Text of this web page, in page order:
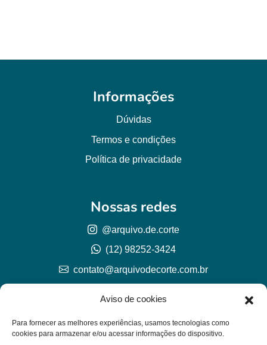
Aviso de cookies
Para fornecer as melhores experiências, usamos tecnologias como
cookies para armazenar e/ou acessar informações do dispositivo.
Informações
Dúvidas
Termos e condições
Política de privacidade
Nossas redes
@arquivo.de.corte
(12) 98252-3424
contato@arquivodecorte.com.br